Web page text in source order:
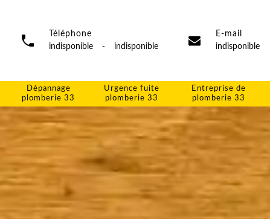
Téléphone
indisponible
- indisponible
E-mail
indisponible
Dépannage
plomberie 33
Urgence fuite
plomberie 33
Entreprise de
plomberie 33